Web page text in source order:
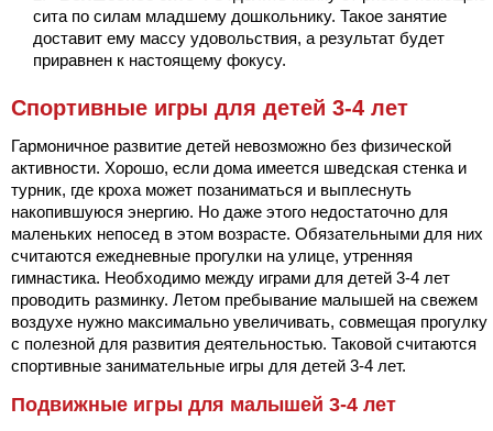
сита по силам младшему дошкольнику. Такое занятие
доставит ему массу удовольствия, а результат будет
приравнен к настоящему фокусу.
Спортивные игры для детей 3-4 лет
Гармоничное развитие детей невозможно без физической
активности. Хорошо, если дома имеется шведская стенка и
турник, где кроха может позаниматься и выплеснуть
накопившуюся энергию. Но даже этого недостаточно для
маленьких непосед в этом возрасте. Обязательными для них
считаются ежедневные прогулки на улице, утренняя
гимнастика. Необходимо между играми для детей 3-4 лет
проводить разминку. Летом пребывание малышей на свежем
воздухе нужно максимально увеличивать, совмещая прогулку
с полезной для развития деятельностью. Таковой считаются
спортивные занимательные игры для детей 3-4 лет.
Подвижные игры для малышей 3-4 лет